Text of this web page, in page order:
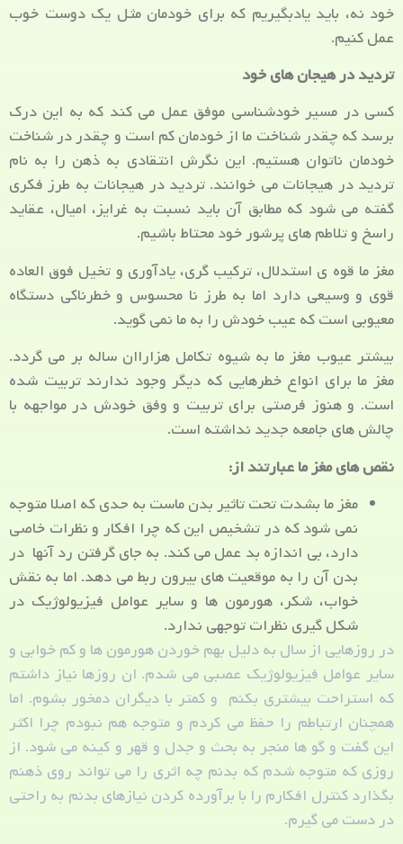
خود نه، باید یادبگیریم که برای خودمان مثل یک دوست خوب
عمل کنیم.
تردید در هیجان های خود
کسی در مسیر خودشناسی موفق عمل می کند که به این درک
برسد که چقدر شناخت ما از خودمان کم است و چقدر در شناخت
خودمان ناتوان هستیم. این نگرش انتقادی به ذهن را به نام
تردید در هیجانات می خوانند. تردید در هیجانات به طرز فکری
گفته می شود که مطابق آن باید نسبت به غرایز، امیال، عقاید
راسخ و تلاطم های پرشور خود محتاط باشیم.
مغز ما قوه ی استدلال، ترکیب گری، یادآوری و تخیل فوق العاده
قوی و وسیعی دارد اما به طرز نا محسوس و خطرناکی دستگاه
معیوبی است که عیب خودش را به ما نمی گوید.
بیشتر عیوب مغز ما به شیوه تکامل هزاراان ساله بر می گردد.
مغز ما برای انواع خطرهایی که دیگر وجود ندارند تربیت شده
است. و هنوز فرصتی برای تربیت و وفق خودش در مواجهه با
چالش های جامعه جدید نداشته است.
نقص های مغز ما عبارتند از:
مغز ما بشدت تحت تاثیر بدن ماست به حدی که اصلا متوجه
نمی شود که در تشخیص این که چرا افکار و نظرات خاصی
دارد، بی اندازه بد عمل می کند. به جای گرفتن رد آنها در
بدن آن را به موقعیت های بیرون ربط می دهد. اما به نقش
خواب، شکر، هورمون ها و سایر عوامل فیزیولوژیک در
شکل گیری نظرات توجهی ندارد.
در روزهایی از سال به دلیل بهم خوردن هورمون ها و کم خوابی و
سایر عوامل فیزیولوژیک عصبی می شدم. ان روزها نیاز داشتم
که استراحت بیشتری بکنم و کمتر با دیگران دمخور بشوم. اما
همچنان ارتباطم را حفظ می کردم و متوجه هم نبودم چرا اکثر
این گفت و گو ها منجر به بحث و جدل و قهر و کینه می شود. از
روزی که متوجه شدم که بدنم چه اثری را می تواند روی ذهنم
بگذارد کنترل افکارم را با برآورده کردن نیازهای بدنم به راحتی
در دست می گیرم.